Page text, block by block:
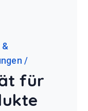
für